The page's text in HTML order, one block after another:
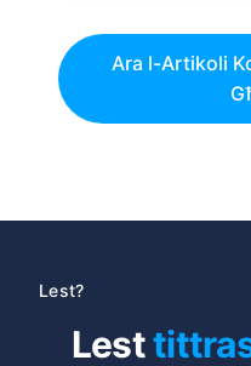
Ara l-Artikoli
Lest?
Lest